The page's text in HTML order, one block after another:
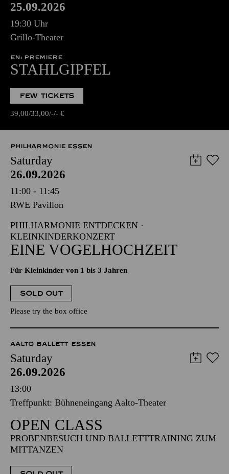
25.09.2026
19:30 Uhr
Grillo-Theater
EN: PREMIERE
STAHLGIPFEL
FEW TICKETS
39,00 33,00 - - €
PHILHARMONIE ESSEN
Saturday
26.09.2026
11:00 - 11:45
RWE Pavillon
PHILHARMONIE ENTDECKEN ·
KLEINKINDERKONZERT
EINE VOGELHOCHZEIT
Für Kleinkinder von 1 bis 3 Jahren
SOLD OUT
Please try the box office
AALTO BALLETT ESSEN
Saturday
26.09.2026
13:00
Treffpunkt: Bühneneingang Aalto-Theater
OPEN CLASS
PROBENBESUCH UND BALLETTTRAINING ZUM
MITTANZEN